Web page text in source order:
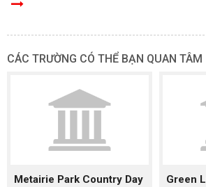
CÁC TRƯỜNG CÓ THỂ BẠN QUAN TÂM
Metairie Park Country Day
Green